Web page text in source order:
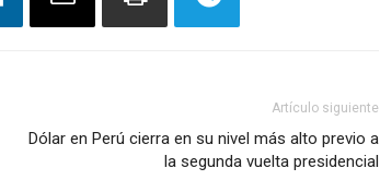
Artículo siguiente
Dólar en Perú cierra en su nivel más alto previo a
la segunda vuelta presidencial